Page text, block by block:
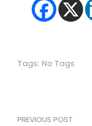
Tags: No Tags
PREVIOUS POST